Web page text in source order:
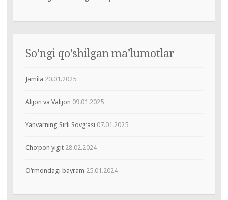
So’ngi qo’shilgan ma’lumotlar
Jamila 20.01.2025
Alijon va Valijon 09.01.2025
Yanvarning Sirli Sovg‘asi 07.01.2025
Cho‘pon yigit 28.02.2024
O‘rmondagi bayram 25.01.2024